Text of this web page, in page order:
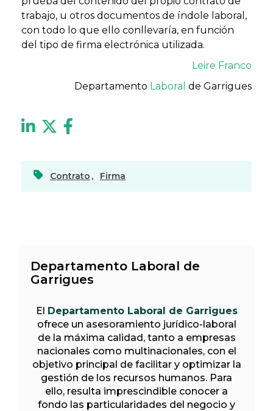
trabajo, u otros documentos de índole laboral,
con todo lo que ello conllevaría, en función
del tipo de firma electrónica utilizada.
Leire Franco
Departamento Laboral de Garrigues
Contrato , Firma
Departamento Laboral de
Garrigues
El Departamento Laboral de Garrigues
ofrece un asesoramiento jurídico-laboral
de la máxima calidad, tanto a empresas
nacionales como multinacionales, con el
objetivo principal de facilitar y optimizar la
gestión de los recursos humanos. Para
ello, resulta imprescindible conocer a
fondo las particularidades del negocio y